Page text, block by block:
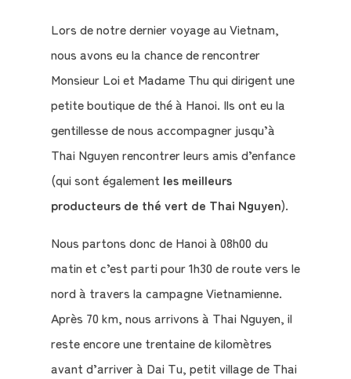
Lors de notre dernier voyage au Vietnam,
nous avons eu la chance de rencontrer
Monsieur Loi et Madame Thu qui dirigent une
petite boutique de thé à Hanoi. Ils ont eu la
gentillesse de nous accompagner jusqu’à
Thai Nguyen rencontrer leurs amis d’enfance
(qui sont égalementles meilleurs
producteurs de thé vert de Thai Nguyen).
Nous partons donc de Hanoi à 08h00 du
matin et c’est parti pour 1h30 de route vers le
nord à travers la campagne Vietnamienne.
Après 70 km, nous arrivons à Thai Nguyen, il
reste encore une trentaine de kilomètres
avant d’arriver à Dai Tu, petit village de Thai